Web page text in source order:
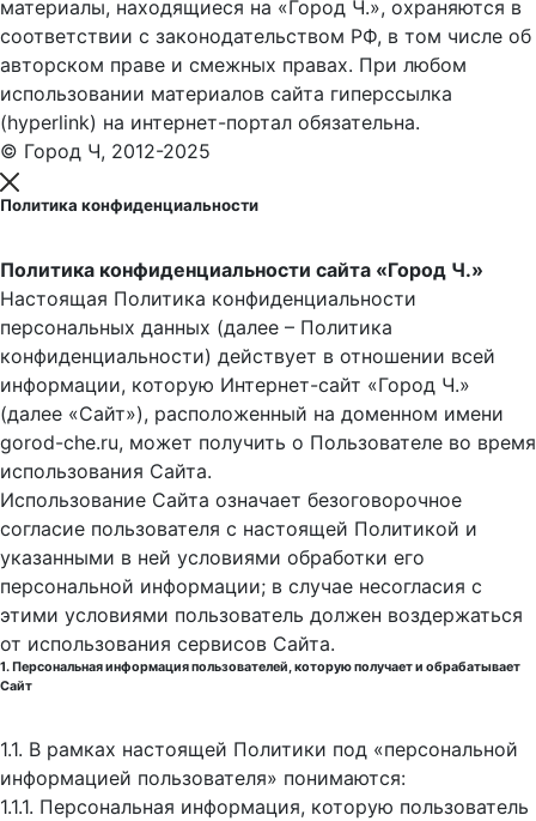
материалы, находящиеся на «Город Ч.», охраняются в
соответствии с законодательством РФ, в том числе об
авторском праве и смежных правах. При любом
использовании материалов сайта гиперссылка
(hyperlink) на интернет-портал обязательна.
© Город Ч, 2012-2025
Политика конфиденциальности
Политика конфиденциальности сайта «Город Ч.»
Настоящая Политика конфиденциальности
персональных данных (далее – Политика
конфиденциальности) действует в отношении всей
информации, которую Интернет-сайт «Город Ч.»
(далее «Сайт»), расположенный на доменном имени
gorod-che.ru, может получить о Пользователе во время
использования Cайта.
Использование Сайта означает безоговорочное
согласие пользователя с настоящей Политикой и
указанными в ней условиями обработки его
персональной информации; в случае несогласия с
этими условиями пользователь должен воздержаться
от использования сервисов Сайта.
1. Персональная информация пользователей, которую получает и обрабатывает
Сайт
1.1. В рамках настоящей Политики под «персональной
информацией пользователя» понимаются:
1.1.1. Персональная информация, которую пользователь